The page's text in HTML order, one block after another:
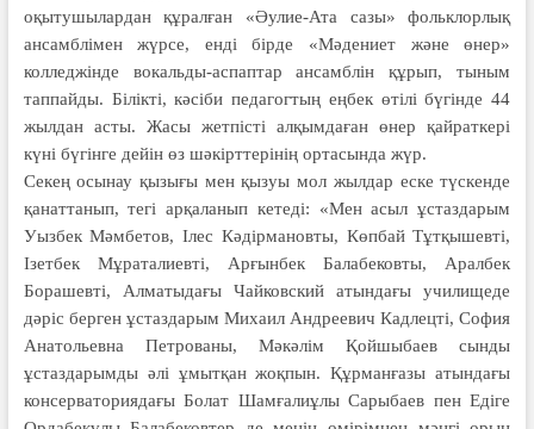
оқыту­шы­лардан құралған «Әулие-Ата сазы» фольклорлық
ансамблімен жүрсе, енді бірде «Мәдениет және өнер»
колледжінде вокальды-аспаптар ансамблін құрып, тыным
таппайды. Білікті, кәсіби педагогтың еңбек өтілі бүгінде 44
жылдан асты. Жасы жетпісті алқымдаған өнер қайраткері
күні бүгінге дейін өз шәкірттерінің ортасында жүр.
Секең осынау қызығы мен қызуы мол жылдар еске түскенде
қанаттанып, тегі арқаланып кетеді: «Мен асыл ұстаздарым
Уызбек Мәмбетов, Ілес Кәдірмановты, Көпбай Тұтқышевті,
Ізетбек Мұраталиевті, Арғынбек Балабековты, Аралбек
Борашевті, Алматыдағы Чайковский атындағы училищеде
дәріс берген ұстаздарым Михаил Андреевич Кадлецті, София
Анатольевна Петрованы, Мәкәлім Қойшыбаев сынды
ұстаздарымды әлі ұмытқан жоқпын. Құрманғазы атындағы
консерваториядағы Болат Шамғалиұлы Сарыбаев пен Едіге